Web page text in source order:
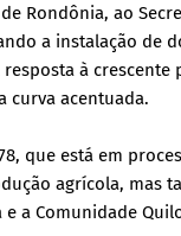
Rondônia, ao
a instalação de
à
curva acentuada.
que está em
agrícola, mas
a Comunidade